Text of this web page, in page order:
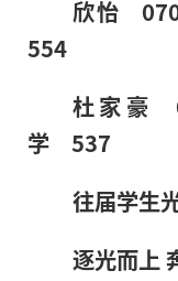
欣怡
554
杜家豪
学 537
往届学生
逐光而上